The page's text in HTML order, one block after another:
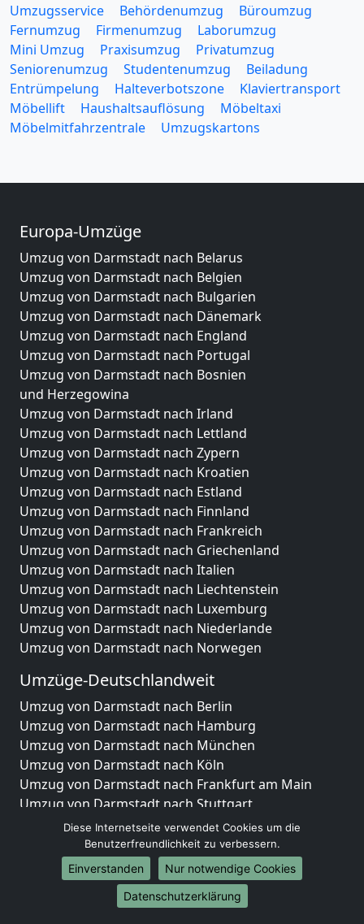
Umzugsservice Behördenumzug
Büroumzug
Fernumzug
Firmenumzug
Laborumzug
Mini Umzug
Praxisumzug
Privatumzug
Seniorenumzug
Studentenumzug
Beiladung
Entrümpelung
Halteverbotszone
Klaviertransport
Möbellift
Haushaltsauflösung
Möbeltaxi
Möbelmitfahrzentrale
Umzugskartons
Europa-Umzüge
Umzug von Darmstadt nach Belarus
Umzug von Darmstadt nach Belgien
Umzug von Darmstadt nach Bulgarien
Umzug von Darmstadt nach Dänemark
Umzug von Darmstadt nach England
Umzug von Darmstadt nach Portugal
Umzug von Darmstadt nach Bosnien
und Herzegowina
Umzug von Darmstadt nach Irland
Umzug von Darmstadt nach Lettland
Umzug von Darmstadt nach Zypern
Umzug von Darmstadt nach Kroatien
Umzug von Darmstadt nach Estland
Umzug von Darmstadt nach Finnland
Umzug von Darmstadt nach Frankreich
Umzug von Darmstadt nach Griechenland
Umzug von Darmstadt nach Italien
Umzug von Darmstadt nach Liechtenstein
Umzug von Darmstadt nach Luxemburg
Umzug von Darmstadt nach Niederlande
Umzug von Darmstadt nach Norwegen
Umzüge-Deutschlandweit
Umzug von Darmstadt nach Berlin
Umzug von Darmstadt nach Hamburg
Umzug von Darmstadt nach München
Umzug von Darmstadt nach Köln
Umzug von Darmstadt nach Frankfurt am Main
Umzug von Darmstadt nach Stuttgart
Umzug von Darmstadt nach Düsseldorf
Umzug von Darmstadt nach Leipzig
Umzug von Darmstadt nach Dortmund
Umzug von Darmstadt nach Essen
Umzug von Darmstadt nach Bremen
Diese Internetseite verwendet Cookies um die
Benutzerfreundlichkeit zu verbessern.
Einverstanden
Nur notwendige Cookies
Datenschutzerklärung